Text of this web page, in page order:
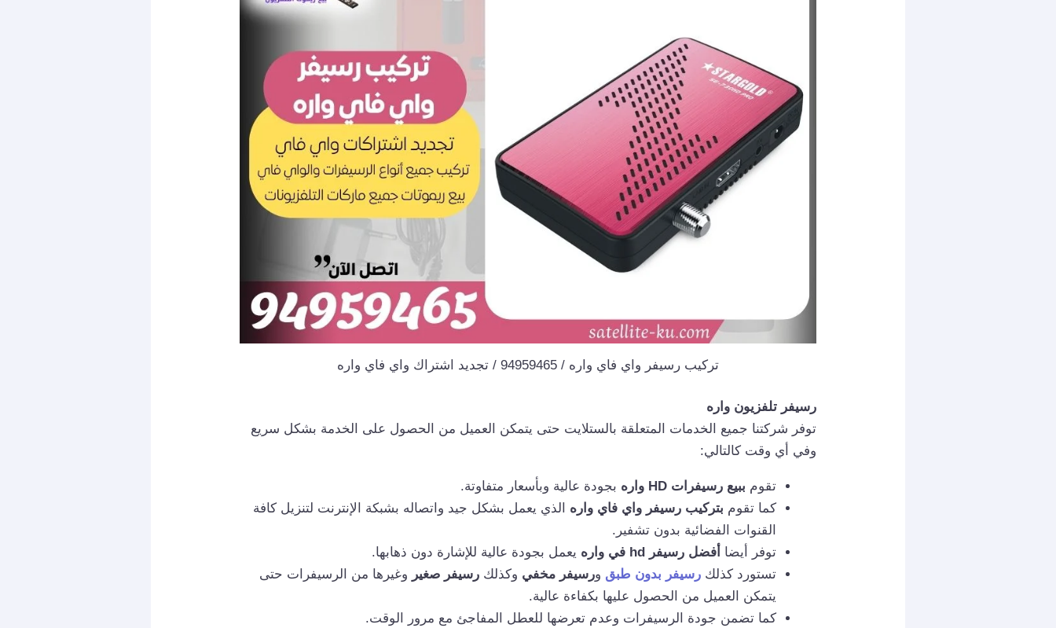
تركيب رسيفر واي فاي واره / 94959465 / تجديد اشتراك واي فاي واره
رسيفر تلفزيون واره
توفر شركتنا جميع الخدمات المتعلقة بالستلايت حتى يتمكن العميل من الحصول على الخدمة بشكل سريع
وفي أي وقت كالتالي:
تقوم ببيع رسيفرات HD واره
بجودة عالية وبأسعار متفاوتة.
كما تقوم بتركيب رسيفر واي فاي واره
الذي يعمل بشكل جيد واتصاله بشبكة الإنترنت لتنزيل كافة
القنوات الفضائية بدون تشفير.
توفر أيضا أفضل رسيفر hd في واره
يعمل بجودة عالية للإشارة دون ذهابها.
تستورد كذلكرسيفر بدون طبق ورسيفر مخفي وكذلكرسيفر صغير وغيرها من الرسيفرات حتى
يتمكن العميل من الحصول عليها بكفاءة عالية.
كما تضمن جودة الرسيفرات وعدم تعرضها للعطل المفاجئ مع مرور الوقت.